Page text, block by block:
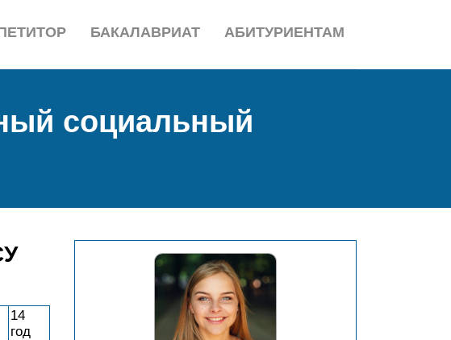
АБИТУРИЕНТАМ
БАКАЛАВРИАТ
социальный
14
год